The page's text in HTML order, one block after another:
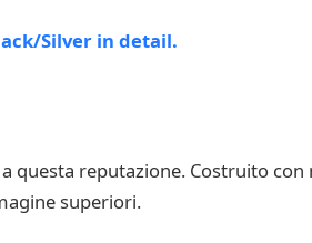
questa reputazione. Costruito con
superiori.